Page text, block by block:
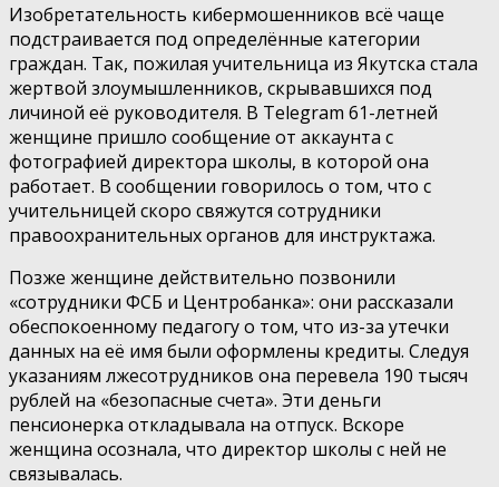
Изобретательность кибермошенников всё чаще
подстраивается под определённые категории
граждан. Так, пожилая учительница из Якутска стала
жертвой злоумышленников, скрывавшихся под
личиной её руководителя. В Telegram 61-летней
женщине пришло сообщение от аккаунта с
фотографией директора школы, в которой она
работает. В сообщении говорилось о том, что с
учительницей скоро свяжутся сотрудники
правоохранительных органов для инструктажа.
Позже женщине действительно позвонили
«сотрудники ФСБ и Центробанка»: они рассказали
обеспокоенному педагогу о том, что из-за утечки
данных на её имя были оформлены кредиты. Следуя
указаниям лжесотрудников она перевела 190 тысяч
рублей на «безопасные счета». Эти деньги
пенсионерка откладывала на отпуск. Вскоре
женщина осознала, что директор школы с ней не
связывалась.